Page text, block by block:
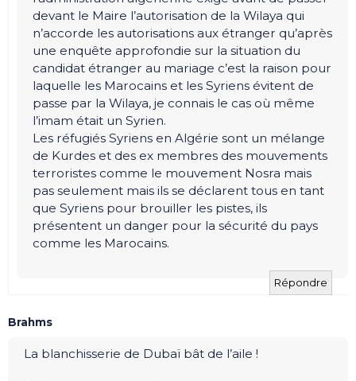
devant le Maire l’autorisation de la Wilaya qui
n’accorde les autorisations aux étranger qu’après
une enquête approfondie sur la situation du
candidat étranger au mariage c’est la raison pour
laquelle les Marocains et les Syriens évitent de
passe par la Wilaya, je connais le cas où même
l’imam était un Syrien.
Les réfugiés Syriens en Algérie sont un mélange
de Kurdes et des ex membres des mouvements
terroristes comme le mouvement Nosra mais
pas seulement mais ils se déclarent tous en tant
que Syriens pour brouiller les pistes, ils
présentent un danger pour la sécurité du pays
comme les Marocains.
Répondre
Brahms
La blanchisserie de Dubaï bât de l’aile !